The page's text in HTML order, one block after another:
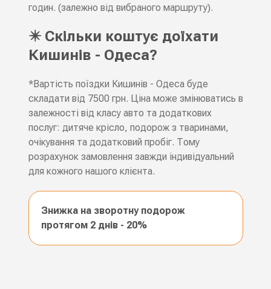
годин. (залежно від вибраного маршруту).
✴️ Скільки коштує доїхати
Кишинів - Одеса?
*Вартість поїздки Кишинів - Одеса буде
складати від 7500 грн. Ціна може змінюватись в
залежності від класу авто та додаткових
послуг: дитяче крісло, подорож з тваринами,
очікування та додатковий пробіг. Тому
розрахунок замовлення завжди індивідуальний
для кожного нашого клієнта.
Знижка на зворотну подорож
протягом 2 днів - 20%